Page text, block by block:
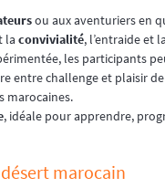
ou aux aventuriers en
la convivialité, l’entraide et la
les participants
entre challenge et plaisir
marocaines.
, idéale pour apprendre,
marocain